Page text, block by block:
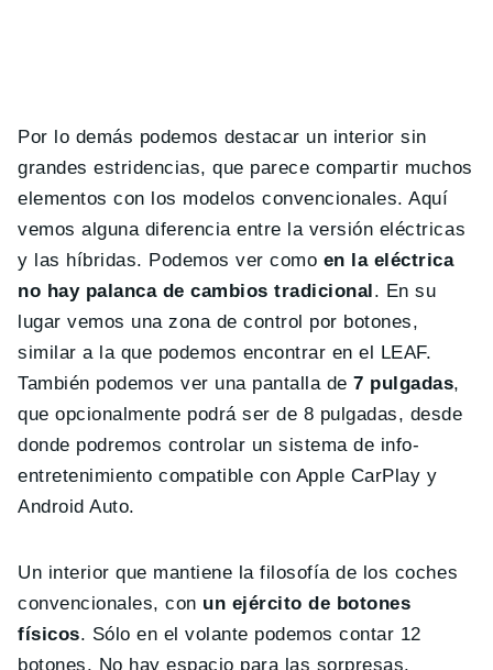
Por lo demás podemos destacar un interior sin
grandes estridencias, que parece compartir muchos
elementos con los modelos convencionales. Aquí
vemos alguna diferencia entre la versión eléctricas
y las híbridas. Podemos ver como en la eléctrica
no hay palanca de cambios tradicional . En su
lugar vemos una zona de control por botones,
similar a la que podemos encontrar en el LEAF.
También podemos ver una pantalla de7 pulgadas,
que opcionalmente podrá ser de 8 pulgadas, desde
donde podremos controlar un sistema de info-
entretenimiento compatible con Apple CarPlay y
Android Auto.
Un interior que mantiene la filosofía de los coches
convencionales, con un ejército de botones
físicos. Sólo en el volante podemos contar 12
botones. No hay espacio para las sorpresas.